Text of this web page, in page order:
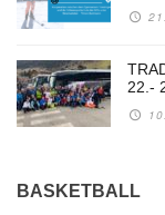
22.-
BASKETBALL